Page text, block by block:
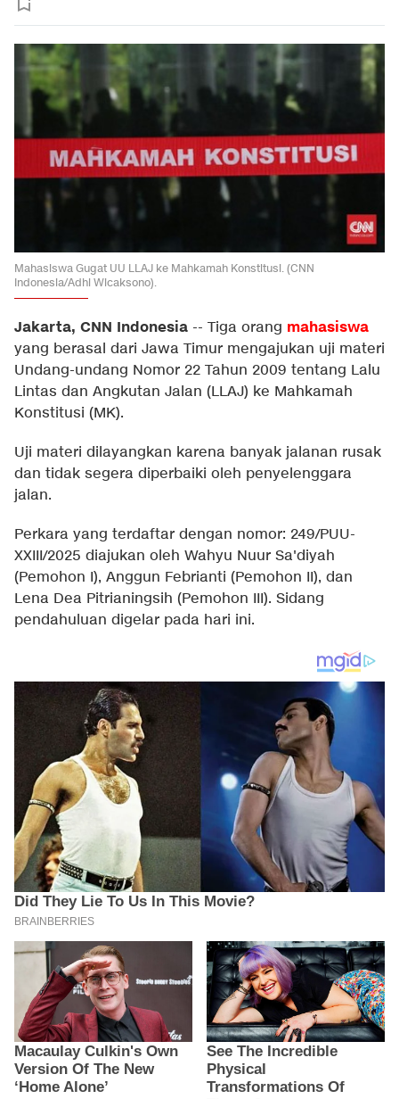
Mahasiswa Gugat UU LLAJ ke Mahkamah Konstitusi. (CNN
Indonesia/Adhi Wicaksono).
Jakarta, CNN Indonesia -- Tiga orang mahasiswa
yang berasal dari Jawa Timur mengajukan uji materi
Undang-undang Nomor 22 Tahun 2009 tentang Lalu
Lintas dan Angkutan Jalan (LLAJ) ke Mahkamah
Konstitusi (MK).
Uji materi dilayangkan karena banyak jalanan rusak
dan tidak segera diperbaiki oleh penyelenggara
jalan.
Perkara yang terdaftar dengan nomor: 249/PUU-
XXIII/2025 diajukan oleh Wahyu Nuur Sa'diyah
(Pemohon I), Anggun Febrianti (Pemohon II), dan
Lena Dea Pitrianingsih (Pemohon III). Sidang
pendahuluan digelar pada hari ini.